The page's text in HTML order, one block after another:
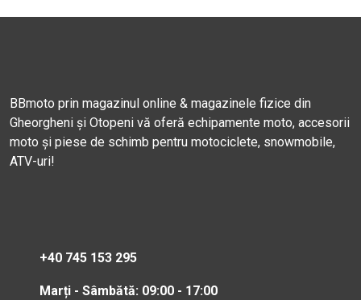
BBmoto prin magazinul online & magazinele fizice din
Gheorgheni și Otopeni vă oferă echipamente moto, accesorii
moto și piese de schimb pentru motociclete, snowmobile,
ATV-uri!
+40 745 153 295
Marți - Sâmbătă: 09:00 - 17:00